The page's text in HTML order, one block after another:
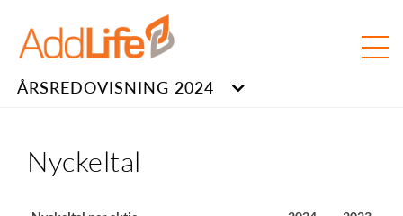
ÅRSREDOVISNING 2024
Nyckeltal